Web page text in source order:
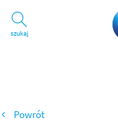
Szukaj
Wróć